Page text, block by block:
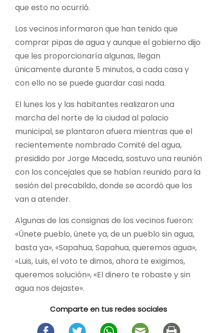
que esto no ocurrió.
Los vecinos informaron que han tenido que
comprar pipas de agua y aunque el gobierno dijo
que les proporcionaría algunas, llegan
únicamente durante 5 minutos, a cada casa y
con ello no se puede guardar casi nada.
El lunes los y las habitantes realizaron una
marcha del norte de la ciudad al palacio
municipal, se plantaron afuera mientras que el
recientemente nombrado Comité del agua,
presidido por Jorge Maceda, sostuvo una reunión
con los concejales que se habían reunido para la
sesión del precabildo, donde se acordó que los
van a atender.
Algunas de las consignas de los vecinos fueron:
«Únete pueblo, únete ya, de un pueblo sin agua,
basta ya», «Sapahua, Sapahua, queremos agua»,
«Luis, Luis, el voto te dimos, ahora te exigimos,
queremos solución», «El dinero te robaste y sin
agua nos dejaste».
Comparte en tus redes sociales